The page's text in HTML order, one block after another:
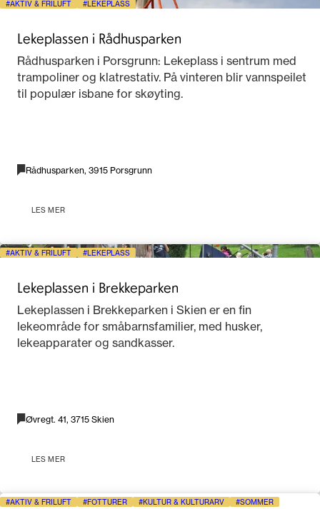
AKTIV & FRILUFT LEKEPLASS
Lekeplassen i Rådhusparken
Rådhusparken i Porsgrunn: Lekeplass i sentrum med
trampoliner og klatrestativ. På vinteren blir vannspeilet
til populær isbane for skøyting.
Rådhusparken, 3915 Porsgrunn
LES MER
AKTIV & FRILUFT LEKEPLASS
Lekeplassen i Brekkeparken
Lekeplassen i Brekkeparken i Skien er en fin
lekeområde for småbarnsfamilier, med husker,
lekeapparater og sandkasser.
Øvregt. 41, 3715 Skien
LES MER
AKTIV & FRILUFT FOTTURER KULTUR & KULTURARV SOMMER